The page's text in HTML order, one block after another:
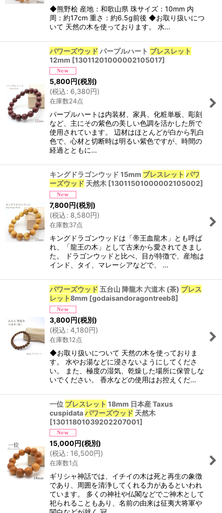
◆熊野桧 産地：和歌山県 珠サイズ：10mm 内
周：約17cm 重さ：約6.5g前後 ◆お取り扱いにつ
いて 天然の木を使っております。 水…
パワーズウッド パープルハート ブレスレット
12mm [13011201000002105017]
5,800円(税別)
(税込: 6,380円)
在庫数24点
パープルハートは内装材、家具、化粧単板、彫刻
など、主にその紫色の美しい色調を活かした所で
使用されています。 辺材はほとんどが白から乳白
色で、心材と切断時は明るい紫色ですが、時間の
経過とともに…
キングドラゴンウッド 15mm ブレスレット パワ
ーズウッド 天然木 [13011501000002105002]
7,800円(税別)
(税込: 8,580円)
在庫数37点
キングドラゴンウッドは「帝王血龍木」とも呼ば
れ、「龍王の木」として古来から愛されてきまし
た。 ドラゴンウッドと比べ、目が特徴で、産地は
インド、タイ、マレーシアなどで、 …
パワーズウッド 五台山 降龍木 六道木 (茶) ブレス
レット8mm [godaisandoragontreeb8]
3,800円(税別)
(税込: 4,180円)
在庫数12点
◆お取り扱いについて 天然の木を使っておりま
す。 水やお湯などに浸さないようにしてくださ
い。 また、極度の湿気、乾燥した場所に保管しな
いでください。 香水などの使用はお控えくだ…
一位 ブレスレット 18mm 日本産 Taxus
cuspidataパワーズウッド 天然木
[13011801039202207001]
15,000円(税別)
(税込: 16,500円)
在庫数1点
ギリシャ神話では、イチイの木は死と再生の象徴
であり、周囲を清浄してくれる力があるといわれ
ています。 多くの神社や仏閣などでご神木として
祀られることもあり、名前の由来は征夷大将軍や